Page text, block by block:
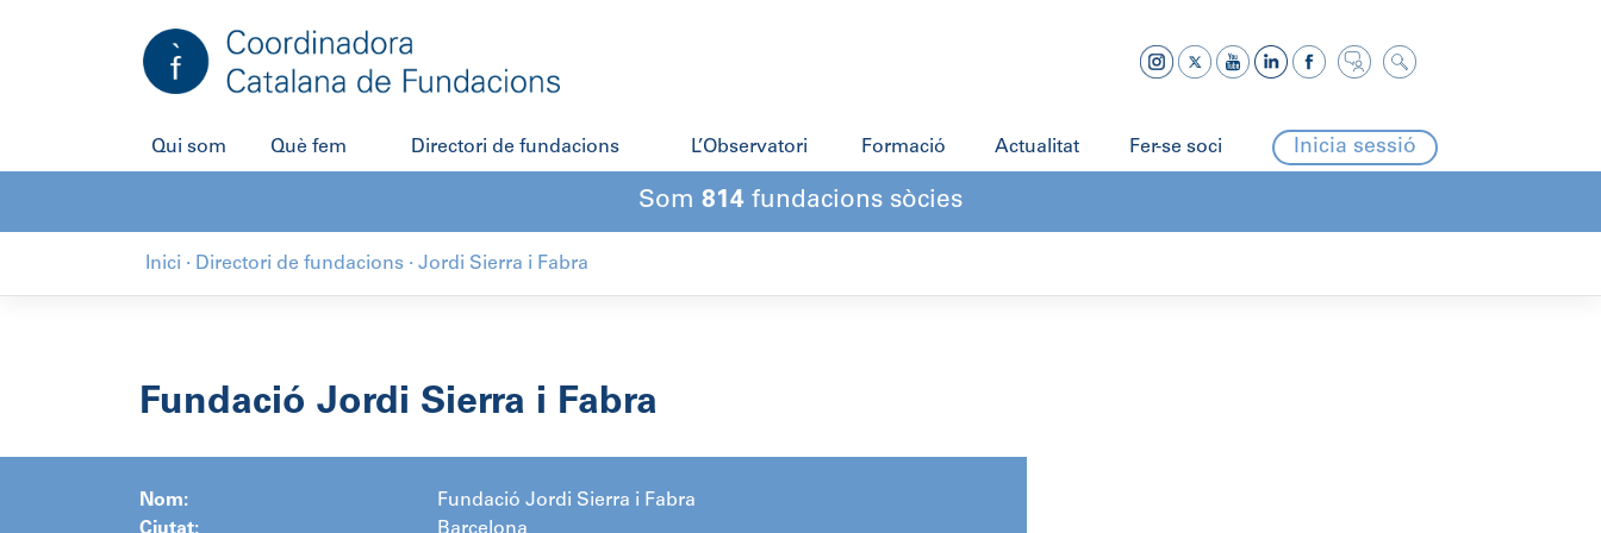
Qui som Què fem Directori de fundacions L’Observatori Formació Actualitat Fer-se soci Inicia sessió
Som 814 fundacions sòcies
Inici · Directori de fundacions · Jordi Sierra i Fabra
Fundació Jordi Sierra i Fabra
Nom:
Fundació Jordi Sierra i Fabra